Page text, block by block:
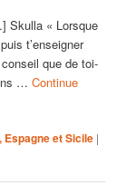
Skulla « Lorsque
t’enseigner
que de toi-
…Continue
Espagne et Sicile |